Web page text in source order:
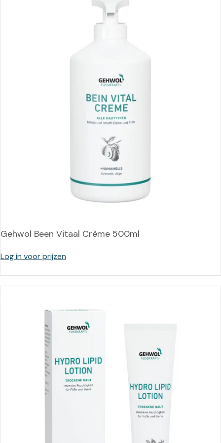
Gehwol Been Vitaal Crème 500ml
Log in voor prijzen